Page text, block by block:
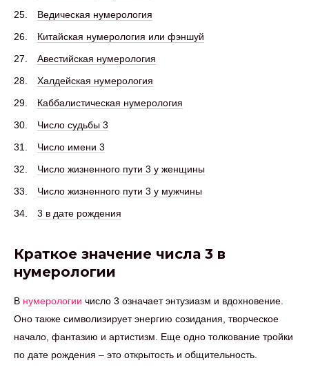
Ведическая нумерология
Китайская нумерология или фэншуй
Авестийская нумерология
Халдейская нумерология
Каббалистическая нумерология
Число судьбы 3
Число имени 3
Число жизненного пути 3 у женщины
Число жизненного пути 3 у мужчины
3 в дате рождения
Краткое значение числа 3 в
нумерологии
В нумерологии число 3 означает энтузиазм и вдохновение.
Оно также символизирует энергию созидания, творческое
начало, фантазию и артистизм. Еще одно толкование тройки
по дате рождения – это открытость и общительность.